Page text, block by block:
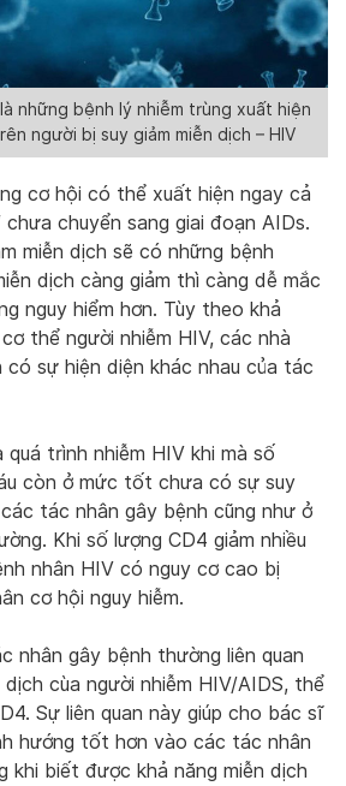
những bệnh lý nhiễm trùng xuất hiện
người bị suy giảm miễn dịch – HIV
cơ hội có thể xuất hiện ngay cả
chưa chuyển sang giai đoạn AIDs.
miễn dịch sẽ có những bệnh
dịch càng giảm thì càng dễ mắc
nguy hiểm hơn. Tùy theo khả
thể người nhiễm HIV, các nhà
có sự hiện diện khác nhau của tác
quá trình nhiễm HIV khi mà số
còn ở mức tốt chưa có sự suy
tác nhân gây bệnh cũng như ở
Khi số lượng CD4 giảm nhiều
nhân HIV có nguy cơ cao bị
cơ hội nguy hiễm.
nhân gây bệnh thường liên quan
cùa người nhiễm HIV/AIDS, thể
Sự liên quan này giúp cho bác sĩ
hướng tốt hơn vào các tác nhân
khi biết được khả năng miễn dịch